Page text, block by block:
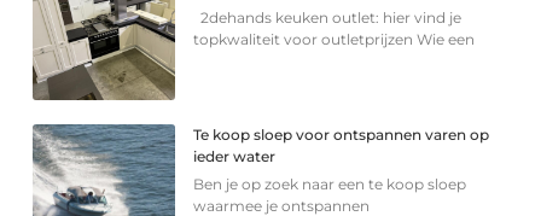
2dehands keuken outlet: hier vind je
topkwaliteit voor outletprijzen Wie een
Te koop sloep voor ontspannen varen op
ieder water
Ben je op zoek naar een te koop sloep
waarmee je ontspannen